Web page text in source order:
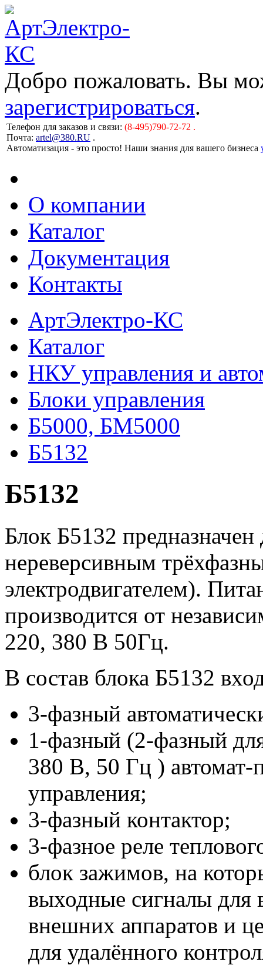
Добро пожаловать. Вы
зарегистрироваться.
Телефон для заказов и связи: (8-495)790-72-72 .
Почта: artel@380.RU .
Автоматизация - это просто! Наши знания для вашего бизнеса
О компании
Каталог
Документация
Контакты
АртЭлектро-КС
Каталог
НКУ управления и
Блоки управления
Б5000, БМ5000
Б5132
Б5132
Блок Б5132
нереверсивным
электродвигателем).
производится от
220, 380 В 50Гц.
В состав блока Б5132
3-фазный
1-фазный (2-фазный
380 В, 50 Гц ) автомат-
управления;
3-фазный контактор;
3-фазное реле
блок зажимов, на
выходные сигналы для
внешних аппаратов и
для удалённого